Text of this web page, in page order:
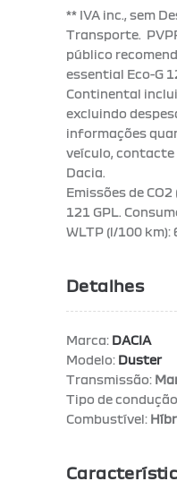
** IVA inc., sem
Transporte.
público
essential Eco-G
Continental
excluindo
informações
veículo, contacte
Dacia.
Emissões de
121 GPL.
WLTP (l/100 km):
Detalhes
Marca: DACIA
Modelo: Duster
Transmissão:
Tipo de
Combustível: